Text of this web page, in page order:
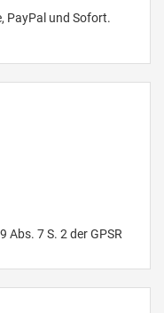
PayPal und Sofort.
7 S. 2 der GPSR